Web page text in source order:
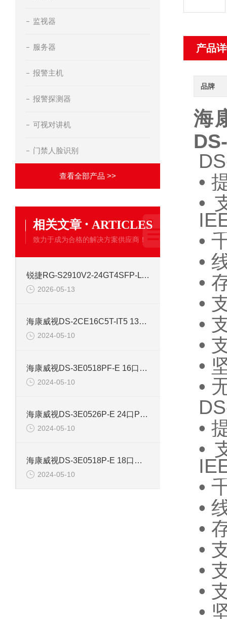
监视器
服务器
报警主机
报警探测器
可视对讲机
门禁人脸识别
查看全部产品 >>
相关文章 · ARTICLES
致力于成为合格的解决方案供应商！
锐捷RG-S2910V2-24GT4SFP-L 24口网管千兆交换机
2026-05-13
海康威视DS-2CE16C5T-IT5 130万红外高清同轴交换机
2024-05-10
海康威视DS-3E0518PF-E 16口智能POE千兆交换机
2024-05-10
海康威视DS-3E0526P-E 24口POE千兆智能交换机
2024-05-10
海康威视DS-3E0518P-E 18口千兆POE交换机
2024-05-10
产品
品牌
海
•
•
•
•
•
•
•
•
•
•
•
•
•
•
•
•
•
•
•